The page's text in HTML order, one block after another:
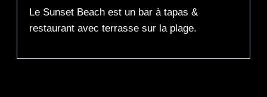
Le Sunset Beach est un bar à tapas &
restaurant avec terrasse sur la plage.